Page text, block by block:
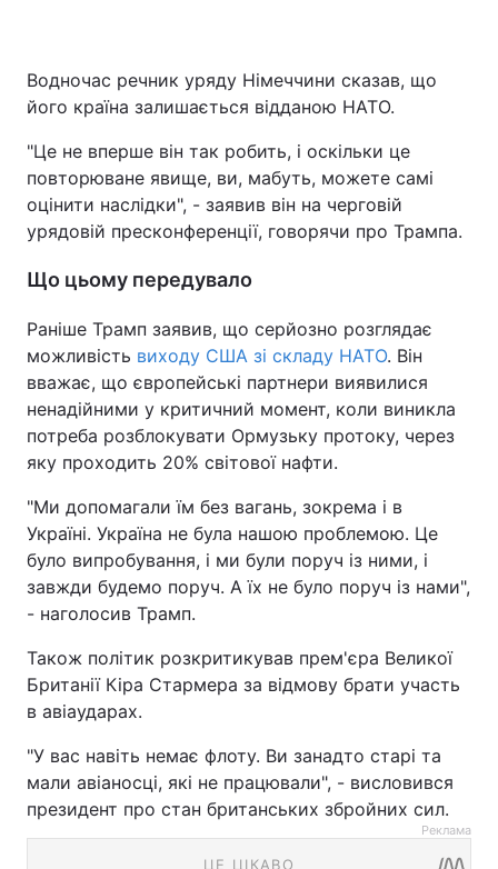
Водночас речник уряду Німеччини сказав, що
його країна залишається відданою НАТО.
"Це не вперше він так робить, і оскільки це
повторюване явище, ви, мабуть, можете самі
оцінити наслідки", - заявив він на черговій
урядовій пресконференції, говорячи про Трампа.
Що цьому передувало
Раніше Трамп заявив, що серйозно розглядає
можливість виходу США зі складу НАТО. Він
вважає, що європейські партнери виявилися
ненадійними у критичний момент, коли виникла
потреба розблокувати Ормузьку протоку, через
яку проходить 20% світової нафти.
"Ми допомагали їм без вагань, зокрема і в
Україні. Україна не була нашою проблемою. Це
було випробування, і ми були поруч із ними, і
завжди будемо поруч. А їх не було поруч із нами",
- наголосив Трамп.
Також політик розкритикував прем'єра Великої
Британії Кіра Стармера за відмову брати участь
в авіаударах.
"У вас навіть немає флоту. Ви занадто старі та
мали авіаносці, які не працювали", - висловився
президент про стан британських збройних сил.
Реклама